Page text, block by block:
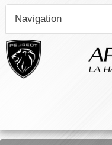
Navigation